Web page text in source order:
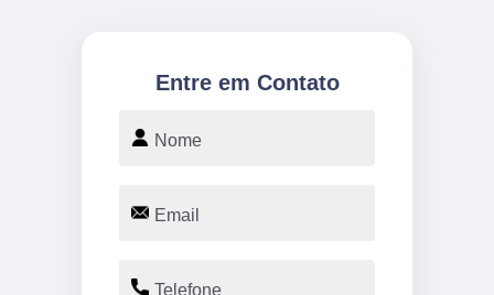
Entre em Contato